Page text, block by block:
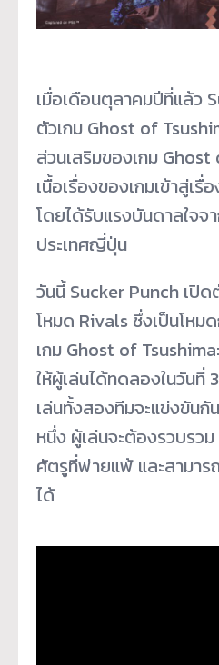
เมื่อเดือนตุลาคมปีที่แล้ว
ตัวเกม Ghost of
ส่วนเสริมของเกม
เนื้อเรื่องของเกมเข้าสู่เรื่
โดยได้รับแรงบันดาลใจจ
ประเทศญี่ปุ่น
วันนี้ Sucker Punch เปิ
โหมด Rivals ซึ่งเป็นโหม
เกม Ghost of
ให้ผู้เล่นได้ทดลองในวันที่
เล่นทั้งสองทีมจะแข่งขันกั
หนึ่ง ผู้เล่นจะต้องรวบรว
ศัตรูที่พ่ายแพ้ และสามาร
ได้